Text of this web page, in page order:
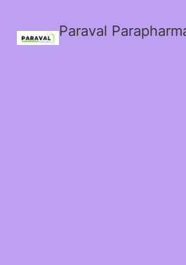
Paraval